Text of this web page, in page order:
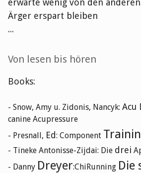
erwarte wenig von den
Ärger erspart bleiben
...
Von lesen bis hören
Books:
- Snow, Amy u. Zidonis, Nancyk: Acu
canine Acupressure
- Presnall, Ed: Component
- Tineke Antonisse-Zijdai: Die drei
- Danny Dreyer:ChiRunning Die